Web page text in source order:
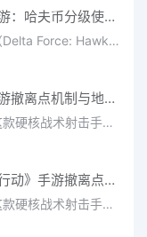
《三角洲行动》手游：哈夫币分级使用策略，玩转不同地图的风险与回报
在《三角洲行动》（Delta Force: Hawk Ops）“烽火地带”模式中，地图被划分为“普通”、“机密”和“绝密”三个
《三角洲行动》手游撤离点机制与地图全攻略深度解析
在《三角洲行动》这款硬核战术射击手游中，撤离是每位干员行动的核心目标。无论你在战场中搜刮了多少高价值物
深度解析《三角洲行动》手游撤离点机制与地图全攻略
在《三角洲行动》这款硬核战术射击手游中，撤离是每位干员行动的核心目标。无论你在战场中搜刮了多少高价值物